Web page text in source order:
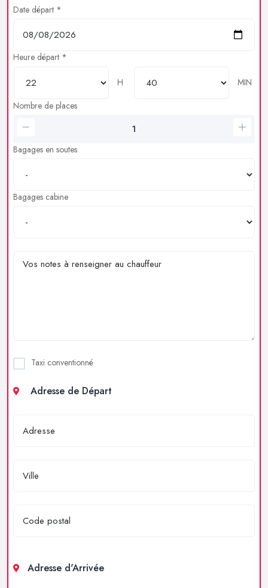
Date départ *
Heure départ *
H
MIN
Nombre de places
Bagages en soutes
Bagages cabine
Taxi conventionné
Adresse de Départ
Adresse d'Arrivée